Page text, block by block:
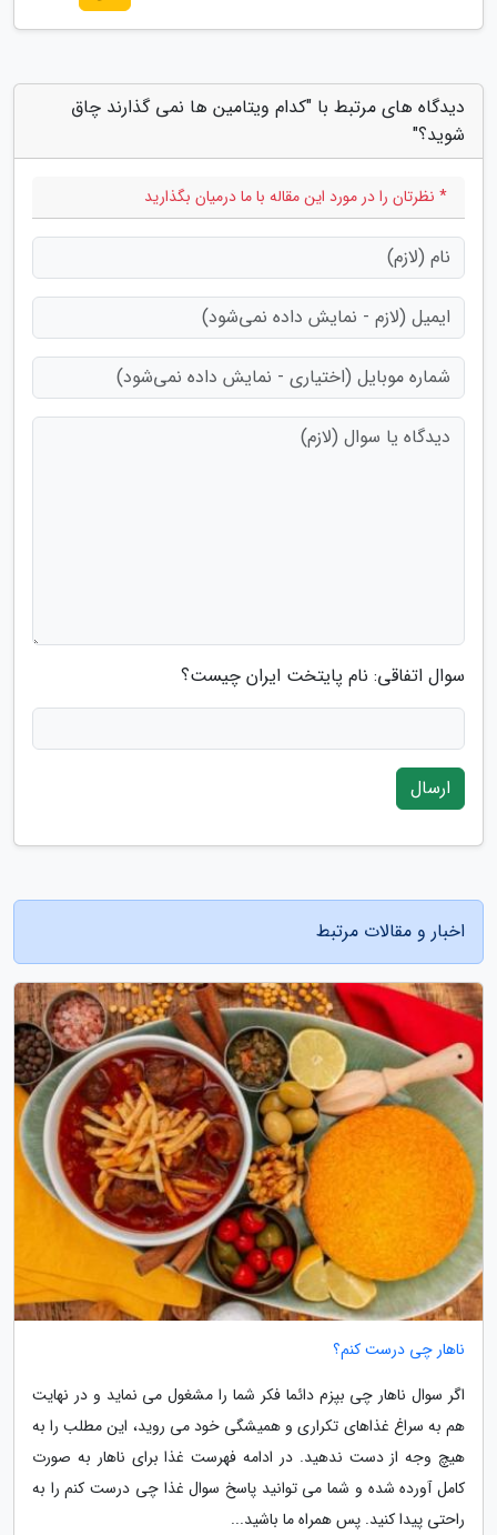
دیدگاه های مرتبط با "کدام ویتامین ها نمی گذارند چاق
شوید؟"
* نظرتان را در مورد این مقاله با ما درمیان بگذارید
سوال اتفاقی: نام پایتخت ایران چیست؟
ارسال
اخبار و مقالات مرتبط
ناهار چی درست کنم؟
اگر سوال ناهار چی بپزم دائما فکر شما را مشغول می نماید و در نهایت
هم به سراغ غذاهای تکراری و همیشگی خود می روید، این مطلب را به
هیچ وجه از دست ندهید. در ادامه فهرست غذا برای ناهار به صورت
کامل آورده شده و شما می توانید پاسخ سوال غذا چی درست کنم را به
راحتی پیدا کنید. پس همراه ما باشید...